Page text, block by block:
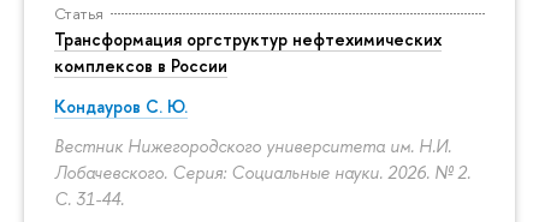
Статья
Трансформация оргструктур нефтехимических
комплексов в России
Кондауров С. Ю.
Вестник Нижегородского университета им. Н.И.
Лобачевского. Серия: Социальные науки. 2026. № 2.
С. 31-44.